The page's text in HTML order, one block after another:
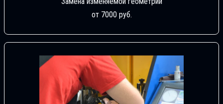
от 7000 руб.